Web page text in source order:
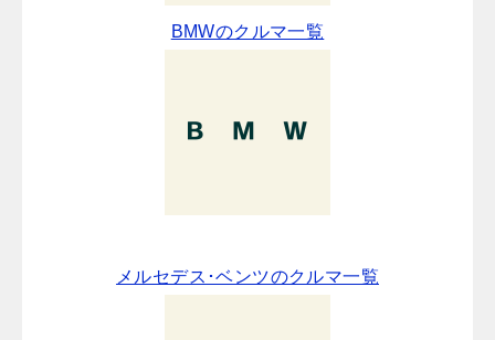
BMWのクルマ一覧
メルセデス･ベンツのクルマ一覧